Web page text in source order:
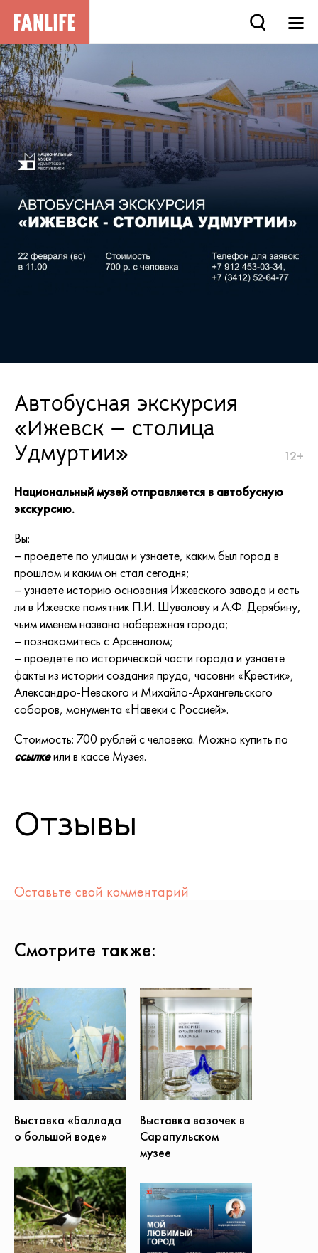
Автобусная экскурсия
«Ижевск — столица
Удмуртии»
12+
Национальный музей отправляется в автобусную
экскурсию.
Вы:
– проедете по улицам и узнаете, каким был город в
прошлом и каким он стал сегодня;
– узнаете историю основания Ижевского завода и есть
ли в Ижевске памятник П.И. Шувалову и А.Ф. Дерябину,
чьим именем названа набережная города;
– познакомитесь с Арсеналом;
– проедете по исторической части города и узнаете
факты из истории создания пруда, часовни «Крестик»,
Александро-Невского и Михайло-Архангельского
соборов, монумента «Навеки с Россией».
Стоимость: 700 рублей с человека. Можно купить по
ссылкеили в кассе Музея.
Отзывы
Оставьте свой комментарий
Смотрите также:
Выставка «Баллада
о большой воде»
Выставка вазочек в
Сарапульском
музее